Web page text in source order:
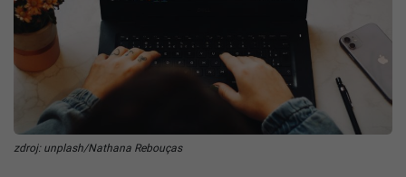
zdroj: unplash/Nathana Rebouças